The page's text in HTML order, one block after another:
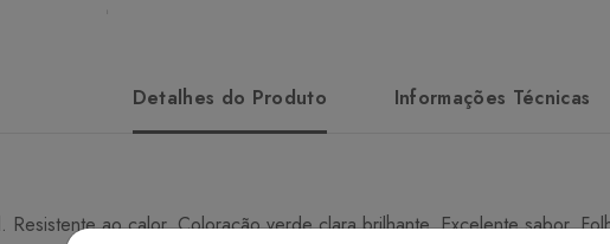
Detalhes do Produto Informações Técnicas
Resistente ao calor. Coloração verde clara brilhante. Excelente sabor.